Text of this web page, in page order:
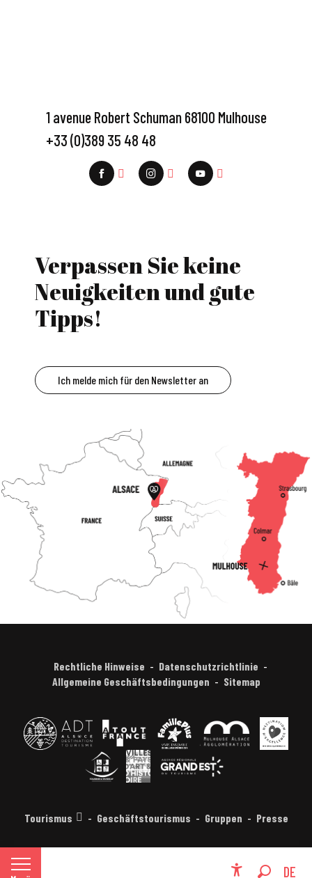
DE
FR
1 avenue Robert Schuman 68100 Mulhouse
+33 (0)389 35 48 48
Verpassen Sie keine
Neuigkeiten und gute
Tipps!
Ich melde mich für den Newsletter an
Rechtliche Hinweise
Datenschutzrichtlinie
Allgemeine Geschäftsbedingungen
Sitemap
Tourismus Geschäftstourismus Gruppen Presse